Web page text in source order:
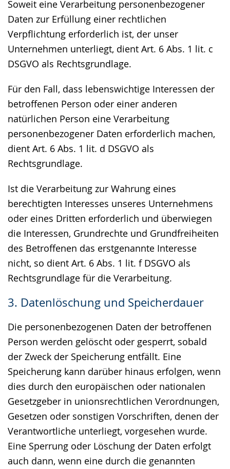
Soweit eine Verarbeitung personenbezogener
Daten zur Erfüllung einer rechtlichen
Verpflichtung erforderlich ist, der unser
Unternehmen unterliegt, dient Art. 6 Abs. 1 lit. c
DSGVO als Rechtsgrundlage.
Für den Fall, dass lebenswichtige Interessen der
betroffenen Person oder einer anderen
natürlichen Person eine Verarbeitung
personenbezogener Daten erforderlich machen,
dient Art. 6 Abs. 1 lit. d DSGVO als
Rechtsgrundlage.
Ist die Verarbeitung zur Wahrung eines
berechtigten Interesses unseres Unternehmens
oder eines Dritten erforderlich und überwiegen
die Interessen, Grundrechte und Grundfreiheiten
des Betroffenen das erstgenannte Interesse
nicht, so dient Art. 6 Abs. 1 lit. f DSGVO als
Rechtsgrundlage für die Verarbeitung.
3. Datenlöschung und Speicherdauer
Die personenbezogenen Daten der betroffenen
Person werden gelöscht oder gesperrt, sobald
der Zweck der Speicherung entfällt. Eine
Speicherung kann darüber hinaus erfolgen, wenn
dies durch den europäischen oder nationalen
Gesetzgeber in unionsrechtlichen Verordnungen,
Gesetzen oder sonstigen Vorschriften, denen der
Verantwortliche unterliegt, vorgesehen wurde.
Eine Sperrung oder Löschung der Daten erfolgt
auch dann, wenn eine durch die genannten